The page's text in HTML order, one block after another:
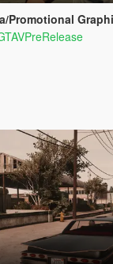
Promotional